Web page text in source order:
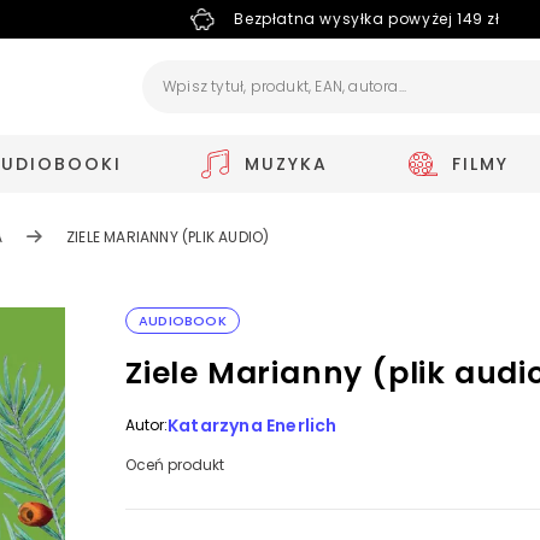
Bezpłatna wysyłka powyżej 149 zł
MUZYKA FILMY
ZIELE MARIANNY (PLIK AUDIO)
AUDIOBOOK
Ziele Marianny (plik
Autor:Katarzyna Enerlich
Oceń produkt